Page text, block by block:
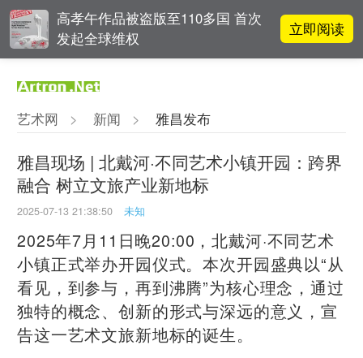
高孝午作品被盗版至110多国 首次
发起全球维权
立即阅读
破界与归真
对话 | 在开放和自由中确立艺术价
值
李铁夫冯钢百领衔 作为群体的早期
粤籍留美艺术家
艺术网 > 新闻 > 雅昌发布
雅昌现场 | 北戴河·不同艺术小镇开园：跨界
融合 树立文旅产业新地标
2025-07-13 21:38:50 未知
2025年7月11日晚20:00，北戴河·不同艺术
小镇正式举办开园仪式。本次开园盛典以“从
看见，到参与，再到沸腾”为核心理念，通过
独特的概念、创新的形式与深远的意义，宣
告这一艺术文旅新地标的诞生。